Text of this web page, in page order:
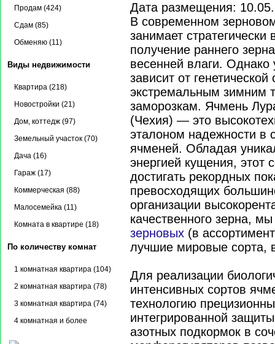
Продам (424)
Сдам (85)
Обменяю (11)
Виды недвижимости
Квартира (218)
Новостройки (21)
Дом, коттедж (97)
Земельный участок (70)
Дача (16)
Гараж (17)
Коммерческая (88)
Малосемейка (11)
Комната в квартире (18)
По количеству комнат
1 комнатная квартира (104)
2 комнатная квартира (78)
3 комнатная квартира (74)
4 комнатная и более
Дата размещения:
В современном
занимает
получение раннего
весенней влаги. Однако
зависит от
экстремальным зимним
заморозкам. Ячмень
(Чехия) — это
эталоном надежности в
ячменей. Обладая
энергией кущения, этот
достигать рекордных
превосходящих
организации
качественного зерна,
зерновых (в
лучшие мировые сорта,
Для реализации
интенсивных сортов
технологию
интегрированной
азотных подкормок в